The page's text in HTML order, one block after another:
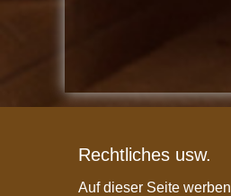
Rechtliches usw.
Auf dieser Seite werben